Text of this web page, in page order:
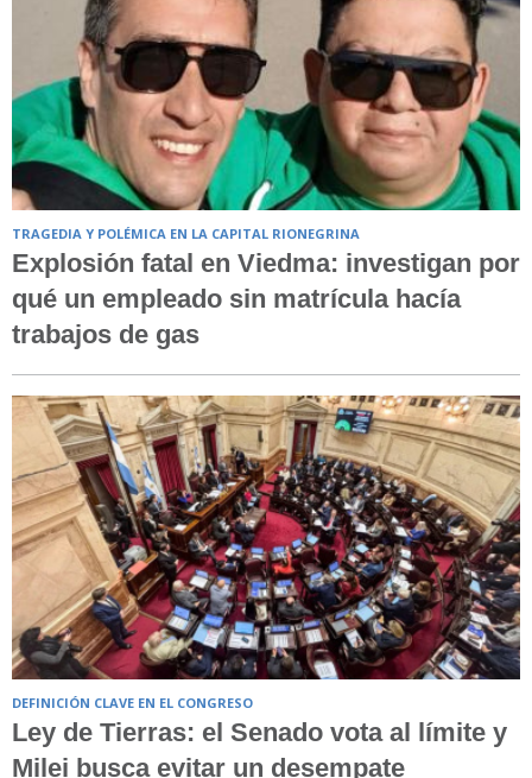
TRAGEDIA Y POLÉMICA EN LA CAPITAL RIONEGRINA
Explosión fatal en Viedma: investigan por
qué un empleado sin matrícula hacía
trabajos de gas
DEFINICIÓN CLAVE EN EL CONGRESO
Ley de Tierras: el Senado vota al límite y
Milei busca evitar un desempate